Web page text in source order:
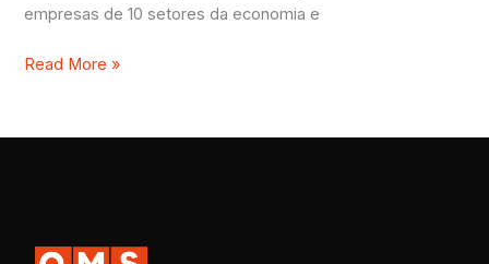
empresas de 10 setores da economia e
Read More »